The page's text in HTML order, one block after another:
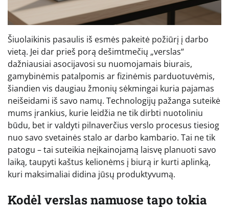
Šiuolaikinis pasaulis iš esmės pakeitė požiūrį į darbo
vietą. Jei dar prieš porą dešimtmečių „verslas“
dažniausiai asocijavosi su nuomojamais biurais,
gamybinėmis patalpomis ar fizinėmis parduotuvėmis,
šiandien vis daugiau žmonių sėkmingai kuria pajamas
neišeidami iš savo namų. Technologijų pažanga suteikė
mums įrankius, kurie leidžia ne tik dirbti nuotoliniu
būdu, bet ir valdyti pilnaverčius verslo procesus tiesiog
nuo savo svetainės stalo ar darbo kambario. Tai ne tik
patogu – tai suteikia neįkainojamą laisvę planuoti savo
laiką, taupyti kaštus kelionėms į biurą ir kurti aplinką,
kuri maksimaliai didina jūsų produktyvumą.
Kodėl verslas namuose tapo tokia